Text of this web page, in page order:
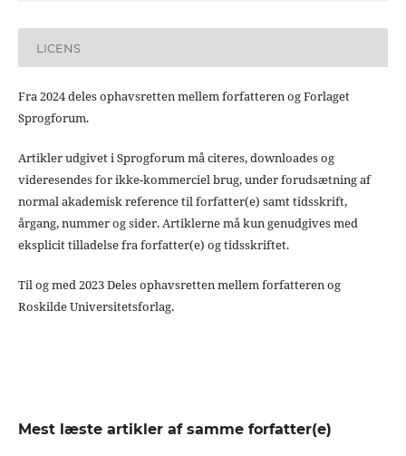
LICENS
Fra 2024 deles ophavsretten mellem forfatteren og Forlaget
Sprogforum.
Artikler udgivet i Sprogforum må citeres, downloades og
videresendes for ikke-kommerciel brug, under forudsætning af
normal akademisk reference til forfatter(e) samt tidsskrift,
årgang, nummer og sider. Artiklerne må kun genudgives med
eksplicit tilladelse fra forfatter(e) og tidsskriftet.
Til og med 2023 Deles ophavsretten mellem forfatteren og
Roskilde Universitetsforlag.
Mest læste artikler af samme forfatter(e)